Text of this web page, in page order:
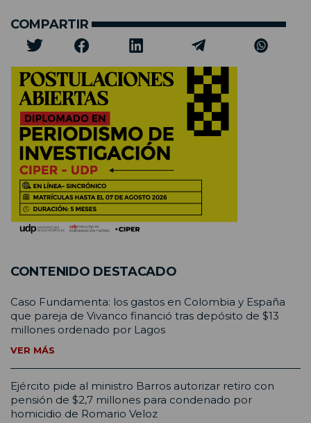
COMPARTIR
CONTENIDO DESTACADO
Caso Fundamenta: los gastos en Colombia y España
que pareja de Vivanco financió tras depósito de $13
millones ordenado por Lagos
VER MÁS
Ejército pide al ministro Barros autorizar retiro con
pensión de $2,7 millones para condenado por
homicidio de Romario Veloz